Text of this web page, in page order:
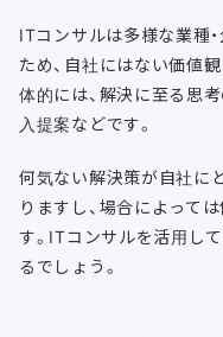
ITコンサルは多様な業種
ため、自社にはない価値
体的には、解決に至る思
入提案などです。
何気ない解決策が自社に
りますし、場合によって
す。ITコンサルを活用し
るでしょう。